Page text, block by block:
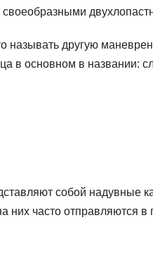
своеобразными
называть другую
в основном в названии:
собой надувные
них часто отправляются